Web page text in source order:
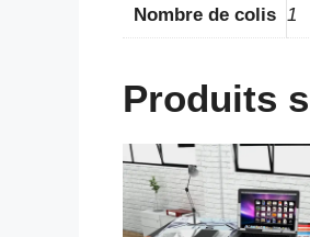
Nombre de colis 1
Produits